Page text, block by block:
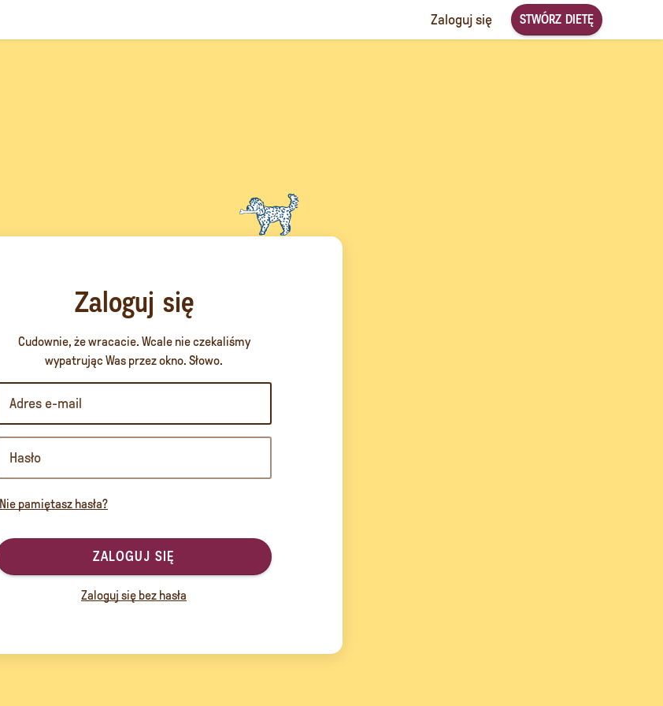
Zaloguj się STWÓRZ DIETĘ
Zaloguj się
Cudownie, że wracacie. Wcale nie czekaliśmy
wypatrując Was przez okno. Słowo.
Nie pamiętasz hasła?
ZALOGUJ SIĘ
Zaloguj się bez hasła